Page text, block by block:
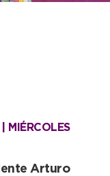
MIÉRCOLES
Arturo